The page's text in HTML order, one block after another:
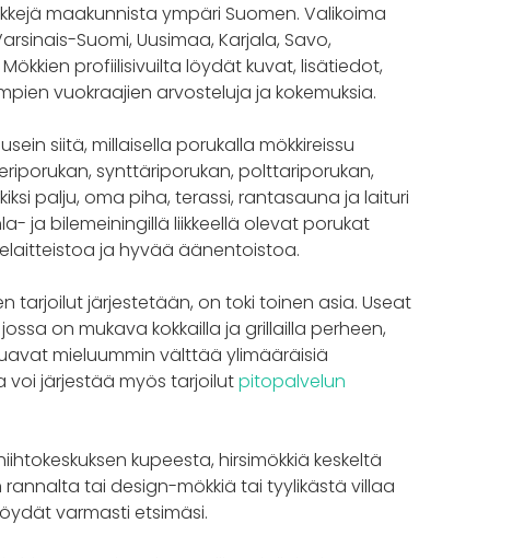
maakunnista ympäri Suomen. Valikoima
Suomi, Uusimaa, Karjala, Savo,
profiilisivuilta löydät kuvat, lisätiedot,
vuokraajien arvosteluja ja kokemuksia.
siitä, millaisella porukalla mökkireissu
synttäriporukan, polttariporukan,
palju, oma piha, terassi, rantasauna ja laituri
ja bilemeiningillä liikkeellä olevat porukat
ja hyvää äänentoistoa.
tarjoilut järjestetään, on toki toinen asia. Useat
on mukava kokkailla ja grillailla perheen,
mieluummin välttää ylimääräisiä
voi järjestää myös tarjoilutpitopalvelun
kupeesta, hirsimökkiä keskeltä
tai design-mökkiä tai tyylikästä villaa
varmasti etsimäsi.